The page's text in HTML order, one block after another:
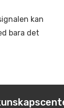
kan
bara det